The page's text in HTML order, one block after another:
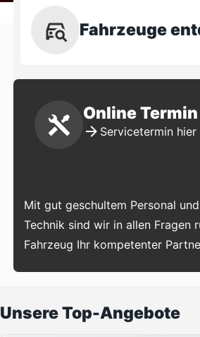
Fahrzeuge
Online Termin
Servicetermin
Mit gut geschultem Personal
Technik sind wir in allen Fragen
Fahrzeug Ihr kompetenter
Unsere Top-Angebote